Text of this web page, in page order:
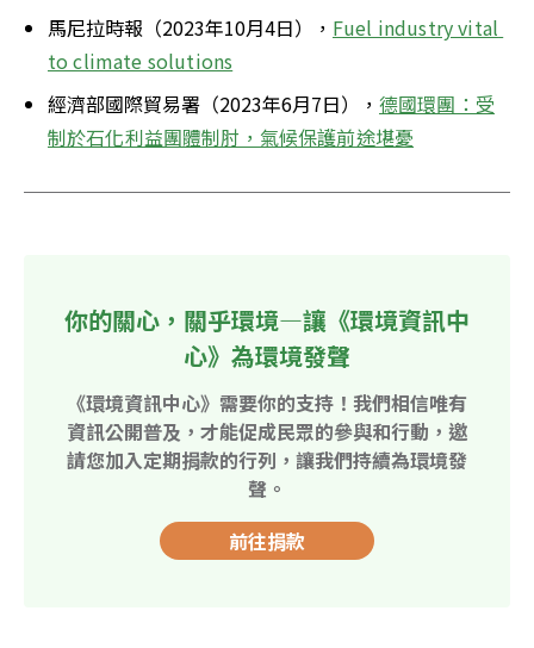
馬尼拉時報（2023年10月4日）， Fuel industry vital
to climate solutions
經濟部國際貿易署（2023年6月7日）， 德國環團：受
制於石化利益團體制肘，氣候保護前途堪憂
你的關心，關乎環境—讓《環境資訊中
心》為環境發聲
《環境資訊中心》需要你的支持！我們相信唯有
資訊公開普及，才能促成民眾的參與和行動，邀
請您加入定期捐款的行列，讓我們持續為環境發
聲。
前往捐款